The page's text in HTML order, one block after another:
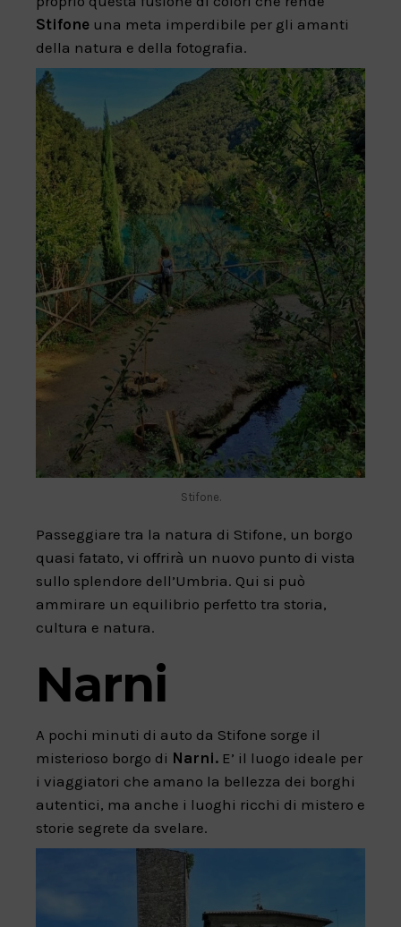
Stifone una meta imperdibile per gli amanti
della natura e della fotografia.
Stifone.
Passeggiare tra la natura di Stifone, un borgo
quasi fatato, vi offrirà un nuovo punto di vista
sullo splendore dell’Umbria. Qui si può
ammirare un equilibrio perfetto tra storia,
cultura e natura.
Narni
A pochi minuti di auto da Stifone sorge il
misterioso borgo di Narni. E’ il luogo ideale per
i viaggiatori che amano la bellezza dei borghi
autentici, ma anche i luoghi ricchi di mistero e
storie segrete da svelare.